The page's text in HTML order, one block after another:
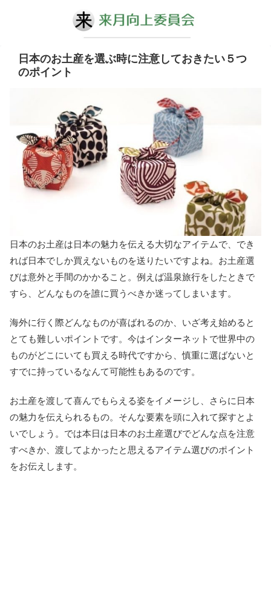
日本のお土産を選ぶ時に注意しておきたい５つ
のポイント
日本のお土産は日本の魅力を伝える大切なアイテムで、でき
れば日本でしか買えないものを送りたいですよね。お土産選
びは意外と手間のかかること。例えば温泉旅行をしたときで
すら、どんなものを誰に買うべきか迷ってしまいます。
海外に行く際どんなものが喜ばれるのか、いざ考え始めると
とても難しいポイントです。今はインターネットで世界中の
ものがどこにいても買える時代ですから、慎重に選ばないと
すでに持っているなんて可能性もあるのです。
お土産を渡して喜んでもらえる姿をイメージし、さらに日本
の魅力を伝えられるもの。そんな要素を頭に入れて探すとよ
いでしょう。では本日は日本のお土産選びでどんな点を注意
すべきか、渡してよかったと思えるアイテム選びのポイント
をお伝えします。